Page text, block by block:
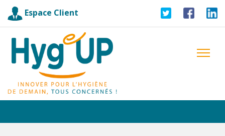
Espace Client